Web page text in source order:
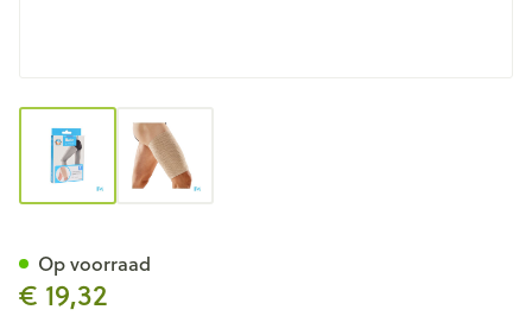
View larger imageView larger image
€ 19,32
Op voorraad